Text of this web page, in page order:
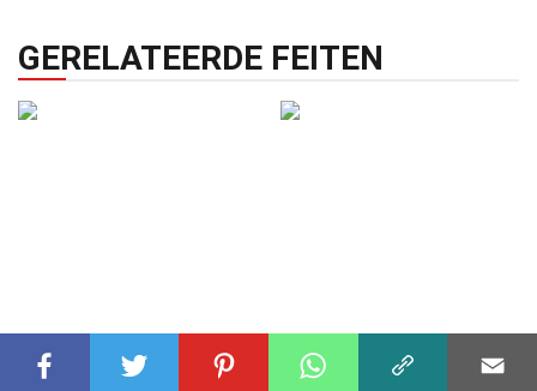
GERELATEERDE FEITEN
35 Feiten Over Pleiotropie
35 Feiten Over